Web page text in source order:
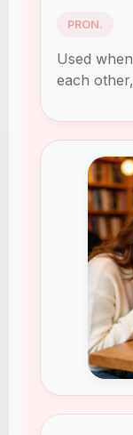
PRON.
Used
each